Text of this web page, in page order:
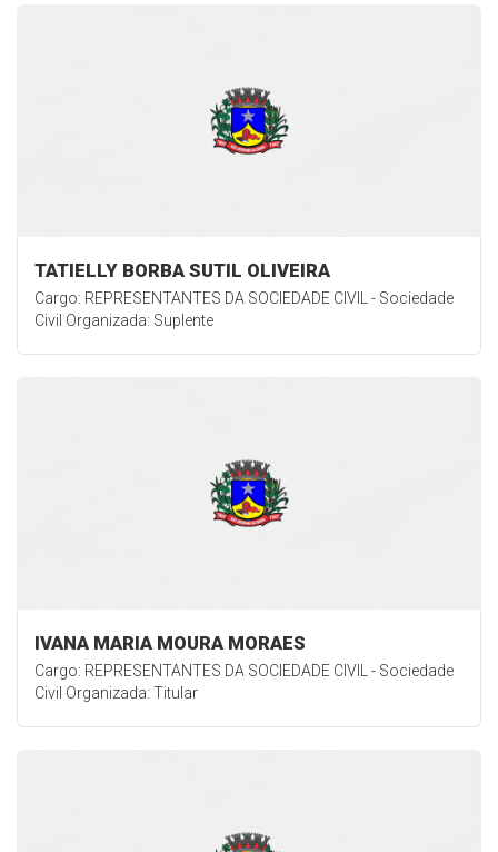
TATIELLY BORBA SUTIL OLIVEIRA
Cargo: REPRESENTANTES DA SOCIEDADE CIVIL - Sociedade
Civil Organizada: Suplente
IVANA MARIA MOURA MORAES
Cargo: REPRESENTANTES DA SOCIEDADE CIVIL - Sociedade
Civil Organizada: Titular